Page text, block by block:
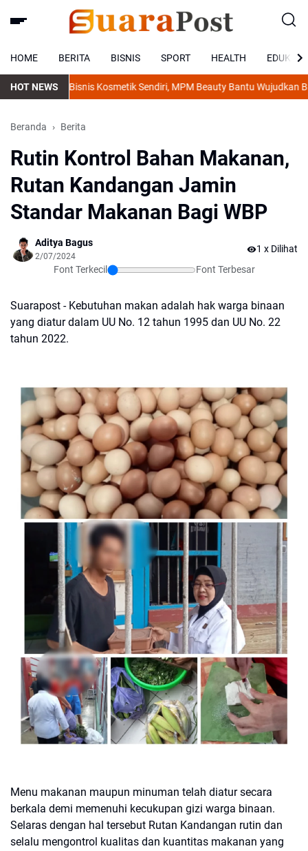
HOME BERITA BISNIS SPORT HEALTH EDUKASI
HOT NEWS
Mulai Bisnis Kosmetik Sendiri, MPM Beauty Bantu Wujudkan
Beranda Berita
Rutin Kontrol Bahan Makanan,
Rutan Kandangan Jamin
Standar Makanan Bagi WBP
Aditya Bagus
2/07/2024
Font Terkecil Font Terbesar
1 x Dilihat
Suarapost - Kebutuhan makan adalah hak warga binaan
yang diatur dalam UU No. 12 tahun 1995 dan UU No. 22
tahun 2022.
Menu makanan maupun minuman telah diatur secara
berkala demi memenuhi kecukupan gizi warga binaan.
Selaras dengan hal tersebut Rutan Kandangan rutin dan
selalu mengontrol kualitas dan kuantitas makanan yang